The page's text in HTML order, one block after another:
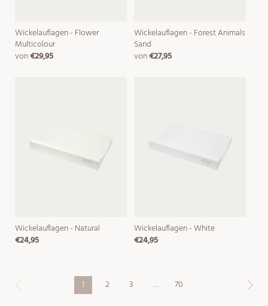
Wickelauflagen - Flower
Multicolour
normaler
von€29,95
Wickelauflagen - Forest Animals
Sand
normaler
von€27,95
Wickelauflagen - Natural
normaler
€24,95
Wickelauflagen - White
normaler
€24,95
1 2 3 … 70